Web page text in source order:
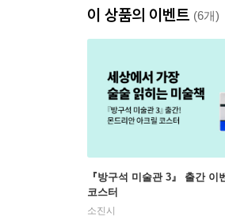
이 상품의 이벤트 (6개)
『방구석 미술관 3』 출간 이
코스터
소진시